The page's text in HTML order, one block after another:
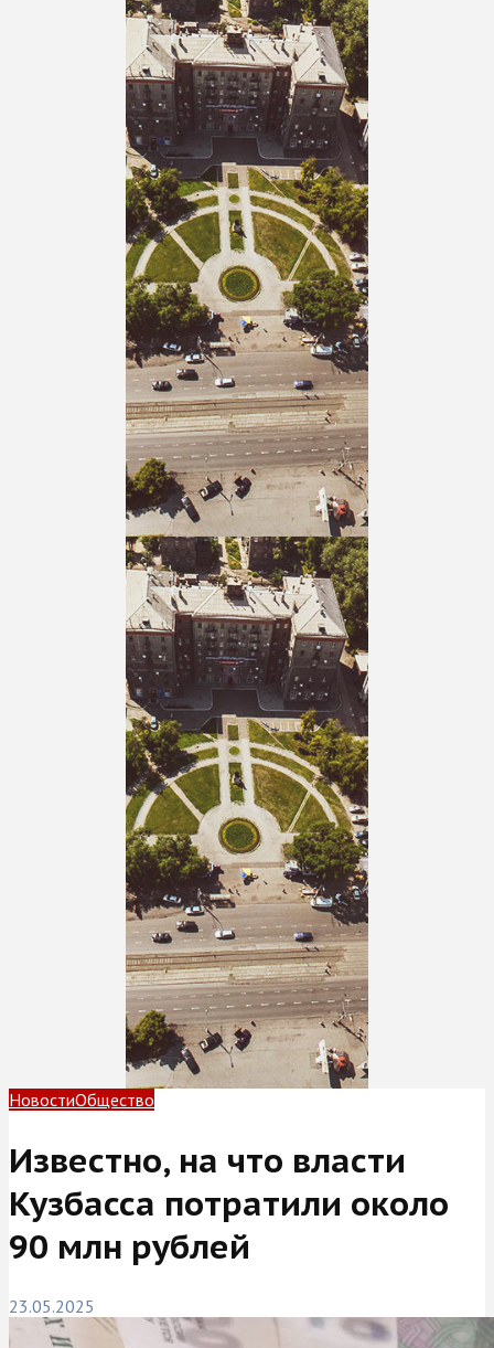
НовостиОбщество
Известно, на что власти
Кузбасса потратили около
90 млн рублей
23.05.2025